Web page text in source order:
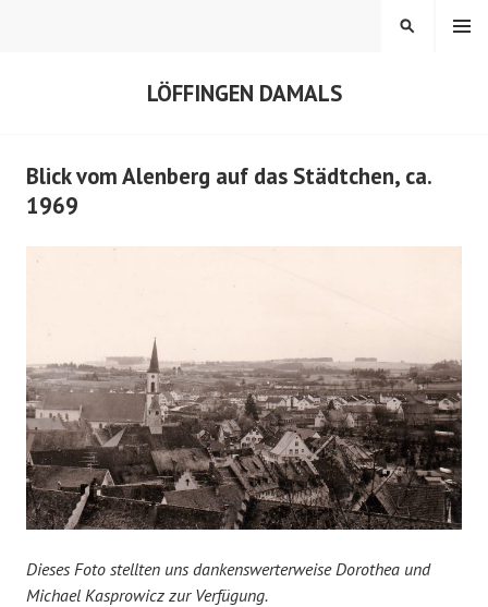
LÖFFINGEN DAMALS
MENÜ
SUCHEN
Blick vom Alenberg auf das Städtchen, ca.
1969
Dieses Foto stellten uns dankenswerterweise Dorothea und
Michael Kasprowicz zur Verfügung.